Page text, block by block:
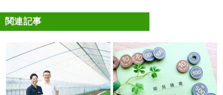
関連記事